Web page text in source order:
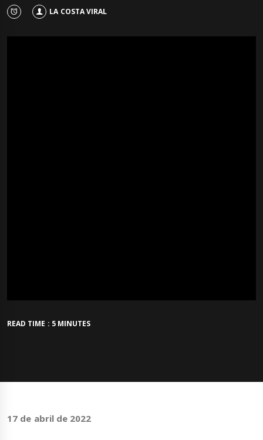
LA COSTA VIRAL
READ TIME : 5 MINUTES
17 de abril de 2022